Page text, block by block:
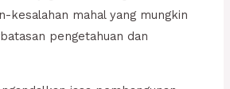
kesalahan mahal yang mungkin
pengetahuan dan